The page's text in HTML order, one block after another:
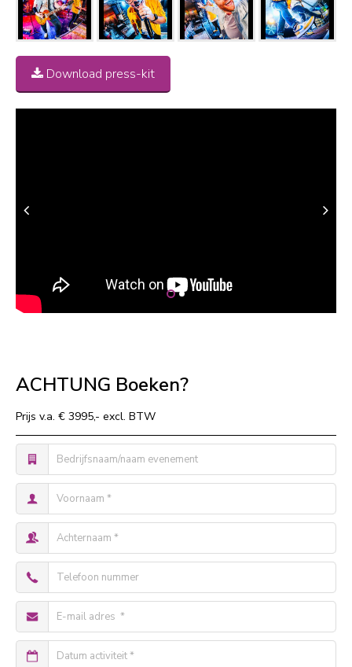
Download press-kit
ACHTUNG Boeken?
Prijs v.a. € 3995,- excl. BTW